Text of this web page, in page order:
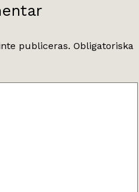
publiceras. Obligatoriska